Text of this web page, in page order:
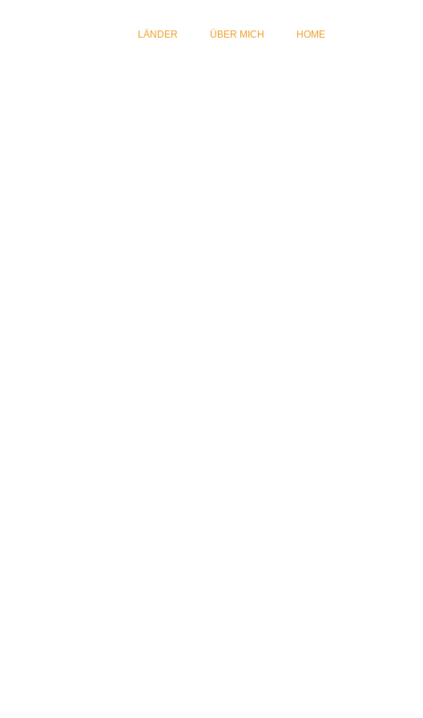
LÄNDER ÜBER MICH HOME